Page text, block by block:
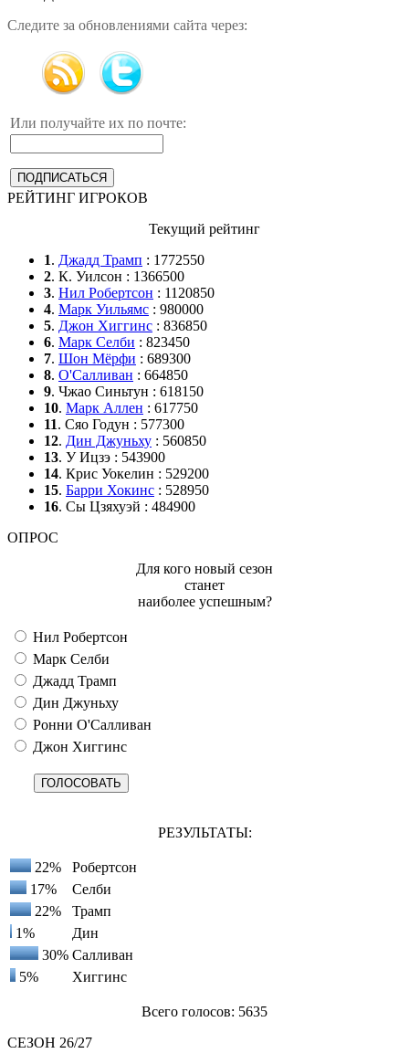
Следите за обновлениями сайта через:
Или получайте их по почте:
РЕЙТИНГ ИГРОКОВ
Текущий рейтинг
1. Джадд Трамп : 1772550
2. К. Уилсон : 1366500
3. Нил Робертсон : 1120850
4. Марк Уильямс : 980000
5. Джон Хиггинс : 836850
6. Марк Селби : 823450
7. Шон Мёрфи : 689300
8. О'Салливан : 664850
9. Чжао Синьтун : 618150
10. Марк Аллен : 617750
11. Сяо Годун : 577300
12. Дин Джуньху : 560850
13. У Ицзэ : 543900
14. Крис Уокелин : 529200
15. Барри Хокинс : 528950
16. Сы Цзяхуэй : 484900
ОПРОС
Для кого новый сезон
станет
наиболее успешным?
Нил Робертсон
Марк Селби
Джадд Трамп
Дин Джуньху
Ронни О'Салливан
Джон Хиггинс
РЕЗУЛЬТАТЫ:
22%
Робертсон
17%
Селби
22%
Трамп
1%
Дин
30% Салливан
5%
Хиггинс
Всего голосов: 5635
СЕЗОН 26/27